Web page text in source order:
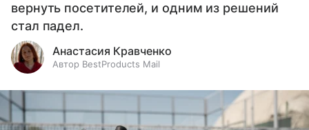
вернуть посетителей, и одним из решений
стал падел.
Анастасия Кравченко
Автор BestProducts Mail